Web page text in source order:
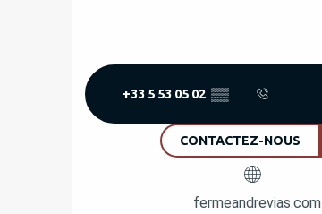
+33 5 53 05 02 ▒▒
CONTACTEZ-NOUS
fermeandrevias.com